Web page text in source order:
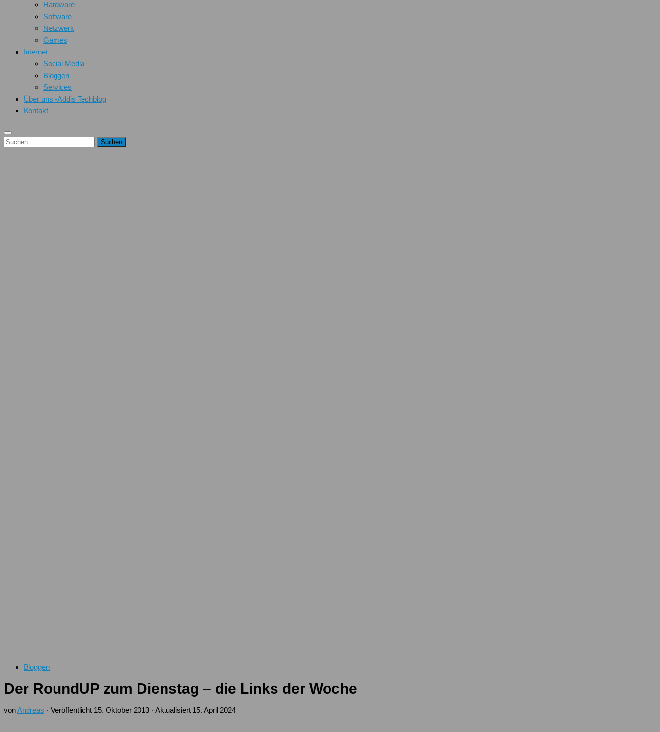
Hardware
Software
Netzwerk
Games
Internet
Social Media
Bloggen
Services
Über uns -Addis Techblog
Kontakt
Suchen
Bloggen
Der RoundUP zum Dienstag – die Links der Woche
vonAndreas · Veröffentlicht 15. Oktober 2013 · Aktualisiert 15. April 2024